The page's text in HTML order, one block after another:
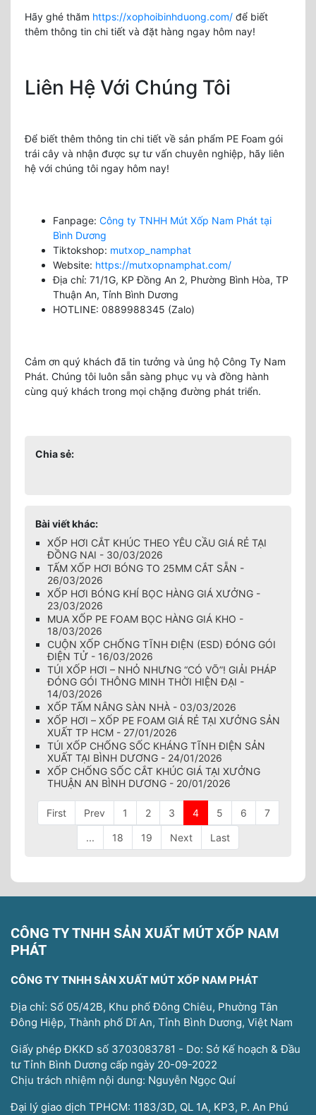
Hãy ghé thăm https://xophoibinhduong.com/ để biết
thêm thông tin chi tiết và đặt hàng ngay hôm nay!
Liên Hệ Với Chúng Tôi
Để biết thêm thông tin chi tiết về sản phẩm PE Foam gói
trái cây và nhận được sự tư vấn chuyên nghiệp, hãy liên
hệ với chúng tôi ngay hôm nay!
Fanpage: Công ty TNHH Mút Xốp Nam Phát tại
Bình Dương
Tiktokshop: mutxop_namphat
Website: https://mutxopnamphat.com/
Địa chỉ: 71/1G, KP Đồng An 2, Phường Bình Hòa, TP
Thuận An, Tỉnh Bình Dương
HOTLINE: 0889988345 (Zalo)
Cảm ơn quý khách đã tin tưởng và ủng hộ Công Ty Nam
Phát. Chúng tôi luôn sẵn sàng phục vụ và đồng hành
cùng quý khách trong mọi chặng đường phát triển.
Chia sẻ:
Bài viết khác:
XỐP HƠI CẮT KHÚC THEO YÊU CẦU GIÁ RẺ TẠI
ĐỒNG NAI - 30/03/2026
TẤM XỐP HƠI BÓNG TO 25MM CẮT SẴN -
26/03/2026
XỐP HƠI BÓNG KHÍ BỌC HÀNG GIÁ XƯỞNG -
23/03/2026
MUA XỐP PE FOAM BỌC HÀNG GIÁ KHO -
18/03/2026
CUỘN XỐP CHỐNG TĨNH ĐIỆN (ESD) ĐÓNG GÓI
ĐIỆN TỬ - 16/03/2026
TÚI XỐP HƠI – NHỎ NHƯNG “CÓ VÕ”! GIẢI PHÁP
ĐÓNG GÓI THÔNG MINH THỜI HIỆN ĐẠI -
14/03/2026
XỐP TẤM NÂNG SÀN NHÀ - 03/03/2026
XỐP HƠI – XỐP PE FOAM GIÁ RẺ TẠI XƯỞNG SẢN
XUẤT TP HCM - 27/01/2026
TÚI XỐP CHỐNG SỐC KHÁNG TĨNH ĐIỆN SẢN
XUẤT TẠI BÌNH DƯƠNG - 24/01/2026
XỐP CHỐNG SỐC CẮT KHÚC GIÁ TẠI XƯỞNG
THUẬN AN BÌNH DƯƠNG - 20/01/2026
First Prev 1 2 3 4 5 6 7
... 18 19 Next Last
CÔNG TY TNHH SẢN XUẤT MÚT XỐP NAM
PHÁT
CÔNG TY TNHH SẢN XUẤT MÚT XỐP NAM PHÁT
Địa chỉ: Số 05/42B, Khu phố Đông Chiêu, Phường Tân
Đông Hiệp, Thành phố Dĩ An, Tỉnh Bình Dương, Việt Nam
Giấy phép ĐKKD số 3703083781 - Do: Sở Kế hoạch & Đầu
tư Tỉnh Bình Dương cấp ngày 20-09-2022
Chịu trách nhiệm nội dung: Nguyễn Ngọc Quí
Đại lý giao dịch TPHCM: 1183/3D, QL 1A, KP3, P. An Phú